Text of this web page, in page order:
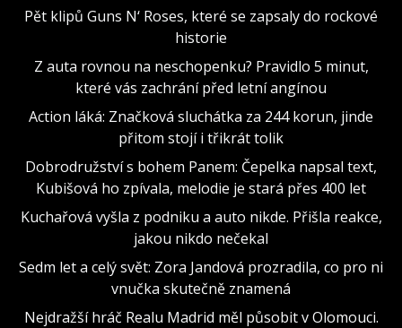
Pět klipů Guns N‘ Roses, které se zapsaly do rockové
historie
Z auta rovnou na neschopenku? Pravidlo 5 minut,
které vás zachrání před letní angínou
Action láká: Značková sluchátka za 244 korun, jinde
přitom stojí i třikrát tolik
Dobrodružství s bohem Panem: Čepelka napsal text,
Kubišová ho zpívala, melodie je stará přes 400 let
Kuchařová vyšla z podniku a auto nikde. Přišla reakce,
jakou nikdo nečekal
Sedm let a celý svět: Zora Jandová prozradila, co pro ni
vnučka skutečně znamená
Nejdražší hráč Realu Madrid měl působit v Olomouci.